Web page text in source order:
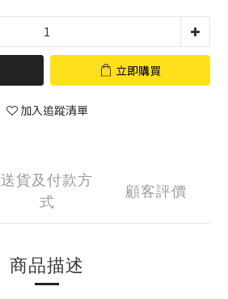
立即購買
加入追蹤清單
送貨及付款方
式
顧客評價
商品描述